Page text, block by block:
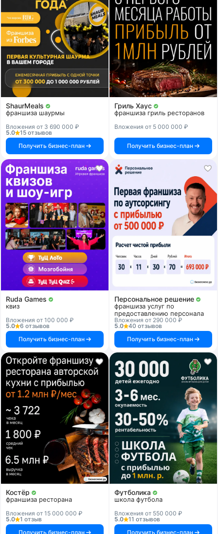
ShaurMeals
франшиза шаурмы
Вложения от 3 690 000 ₽
5.0
15 отзывов
Получить бизнес-план
Гриль Хаус
франшиза гриль ресторанов
Вложения от 5 000 000 ₽
Получить бизнес-план
Ruda Games
квиз
Вложения от 100 000 ₽
5.0
6 отзывов
Получить бизнес-план
Персональное решение
франшиза услуг по
предоставлению персонала
Вложения от 290 000 ₽
5.0
40 отзывов
Получить бизнес-план
Костёр
франшиза ресторана
Вложения от 15 000 000 ₽
5.0
1 отзыв
Получить бизнес-план
Футболика
школа футбола
Вложения от 550 000 ₽
5.0
11 отзывов
Получить бизнес-план